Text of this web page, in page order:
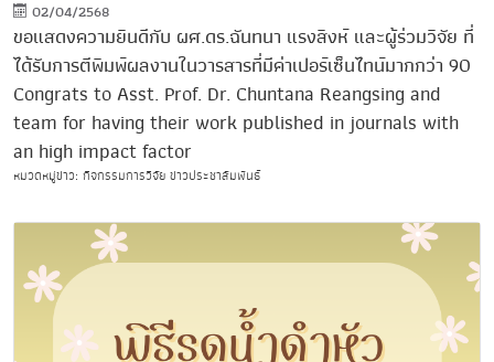
02/04/2568
ขอแสดงความยินดีกับ ผศ.ดร.ฉันทนา แรงสิงห์ และผู้ร่วมวิจัย ที่
ได้รับการตีพิมพ์ผลงานในวารสารที่มีค่าเปอร์เซ็นไทน์มากกว่า 90
Congrats to Asst. Prof. Dr. Chuntana Reangsing and
team for having their work published in journals with
an high impact factor
หมวดหมู่ข่าว: กิจกรรมการวิจัย ข่าวประชาสัมพันธ์